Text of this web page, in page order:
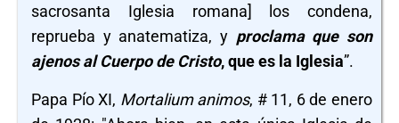
sacrosanta Iglesia romana] los condena,
reprueba y anatematiza, y proclama que son
ajenos al Cuerpo de Cristo, que es la Iglesia”.
Papa Pío XI, Mortalium animos, # 11, 6 de enero